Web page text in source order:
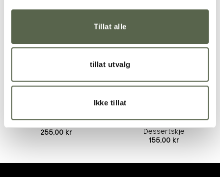
Tillat alle
tillat utvalg
Ikke tillat
GOA Svart-Stål Biffkniv
255,00 kr
GOA Svart-Stål
Dessertskje
155,00 kr